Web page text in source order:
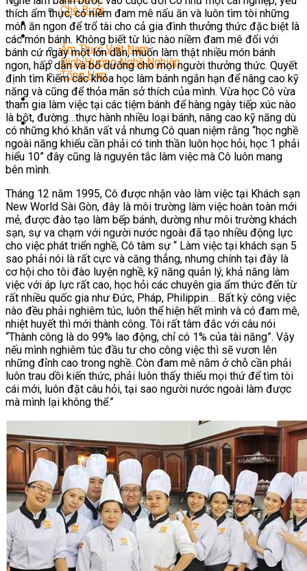
Chè Bưởi
Món Ngon Mỗi Ngày
Tin Tức
Ẩm Thực Việt Nam
Định Hướng Nghề Nghiệp
Tổng Hợp
thích ẩm thực, có niềm đam mê nấu ăn và luôn tìm tòi những
món ăn ngon để trổ tài cho cả gia đình thưởng thức đặc biệt là
các món bánh. Không biết từ lúc nào niềm đam mê đối với
bánh cứ ngày một lớn dần, muốn làm thật nhiều món bánh
ngon, hấp dẫn và bổ dưỡng cho mọi người thưởng thức. Quyết
định tìm kiếm các khóa học làm bánh ngắn hạn để nâng cao kỹ
năng và cũng để thỏa mãn sở thích của mình. Vừa học Cô vừa
tham gia làm việc tại các tiệm bánh để hàng ngày tiếp xúc nào
là bột, đường…thực hành nhiều loại bánh, nâng cao kỹ năng dù
có những khó khăn vất vả nhưng Cô quan niệm rằng “học nghề
ngoài năng khiếu cần phải có tinh thần luôn học hỏi, học 1 phải
hiểu 10” đây cũng là nguyên tắc làm việc mà Cô luôn mang
bên mình.
Tháng 12 năm 1995, Cô được nhận vào làm việc tại Khách sạn
New World Sài Gòn, đây là môi trường làm việc hoàn toàn mới
mẻ, được đào tạo làm bếp bánh, dường như môi trường khách
sạn, sự va chạm với người nước ngoài đã tạo nhiều động lực
cho việc phát triển nghề, Cô tâm sự “ Làm việc tại khách sạn 5
sao phải nói là rất cực và căng thẳng, nhưng chính tại đây là
cơ hội cho tôi đào luyện nghề, kỹ năng quản lý, khả năng làm
việc với áp lực rất cao, học hỏi các chuyên gia ẩm thức đến từ
rất nhiều quốc gia như Đức, Pháp, Philippin… Bất kỳ công việc
nào đều phải nghiêm túc, luôn thể hiện hết mình và có đam mê,
nhiệt huyết thì mới thành công. Tôi rất tâm đắc với câu nói
“Thành công là do 99% lao động, chỉ có 1% của tài năng”. Vậy
nếu mình nghiêm túc đầu tư cho công việc thì sẽ vươn lên
những đỉnh cao trong nghề. Còn đam mê nằm ở chỗ cần phải
luôn trau dồi kiến thức, phải luôn thấy thiếu mọi thứ để tìm tòi
cái mới, luôn đặt câu hỏi, tại sao người nước ngoài làm được
mà mình lại không thể.”